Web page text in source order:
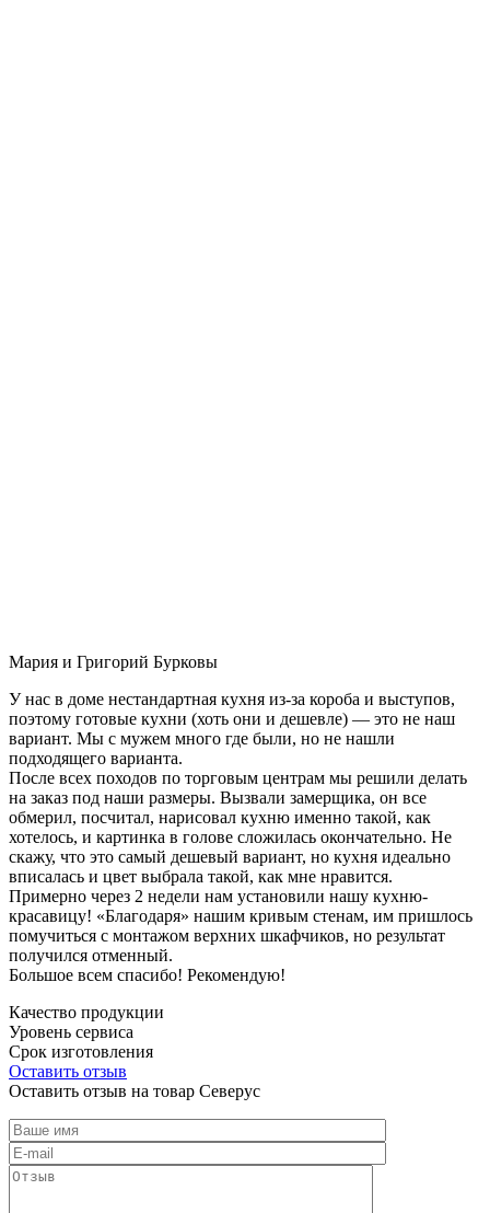
Мария и Григорий Бурковы
У нас в доме нестандартная кухня из-за короба и выступов,
поэтому готовые кухни (хоть они и дешевле) — это не наш
вариант. Мы с мужем много где были, но не нашли
подходящего варианта.
После всех походов по торговым центрам мы решили делать
на заказ под наши размеры. Вызвали замерщика, он все
обмерил, посчитал, нарисовал кухню именно такой, как
хотелось, и картинка в голове сложилась окончательно. Не
скажу, что это самый дешевый вариант, но кухня идеально
вписалась и цвет выбрала такой, как мне нравится.
Примерно через 2 недели нам установили нашу кухню-
красавицу! «Благодаря» нашим кривым стенам, им пришлось
помучиться с монтажом верхних шкафчиков, но результат
получился отменный.
Большое всем спасибо! Рекомендую!
Качество продукции
Уровень сервиса
Срок изготовления
Оставить отзыв
Оставить отзыв на товар Северус